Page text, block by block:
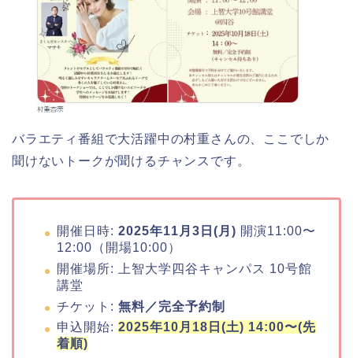
大河原桜まつり(千本桜)2026の屋台の
出店情報!混雑や渋滞も調査!
(出店)の時間はいつから?混雑状況も!
バラエティ番組で大活躍中の村重さんの、ここでしか
聞けないトークが聞けるチャンスです。
開催日時: 2025年11月3日(月) 開演11:00〜
12:00（開場10:00）
開催場所: 上智大学四谷キャンパス 10号館
講堂
チケット: 無料／完全予約制
申込開始: 2025年10月18日(土) 14:00〜(先
着順)